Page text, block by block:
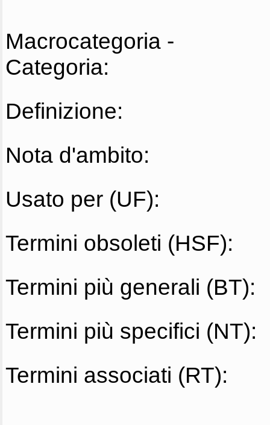
Macrocategoria -
Categoria:
Definizione:
Nota d'ambito:
Usato per (UF):
Termini obsoleti (HSF):
Termini più generali (BT):
Termini più specifici (NT):
Termini associati (RT):